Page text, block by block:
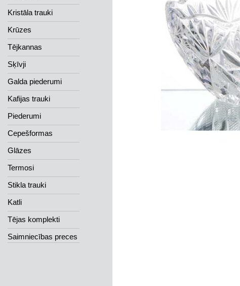
Kristāla trauki
Krūzes
Tējkannas
Sķīvji
Galda piederumi
Kafijas trauki
Piederumi
Cepešformas
Glāzes
Termosi
Stikla trauki
Katli
Tējas komplekti
Saimniecības preces